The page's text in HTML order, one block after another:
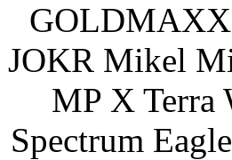
JOKR Mikel
MP X
Spectrum